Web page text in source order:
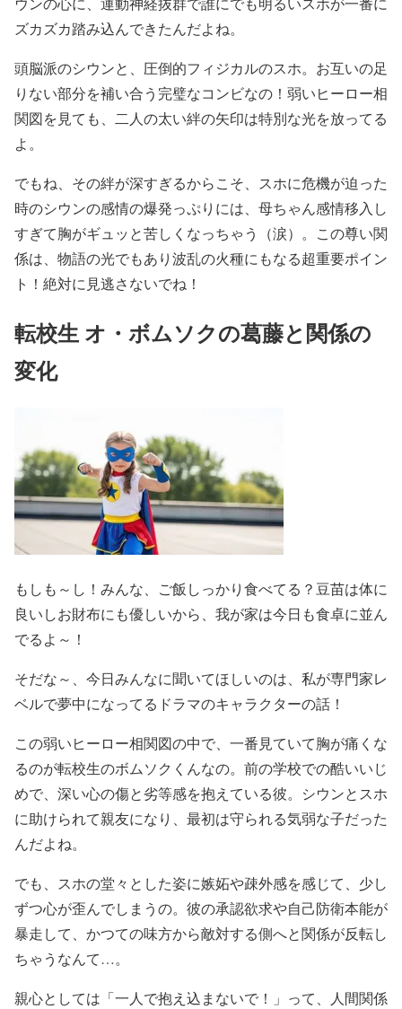
ズカズカ踏み込んできたんだよね。
頭脳派のシウンと、圧倒的フィジカルのスホ。お互いの足
りない部分を補い合う完璧なコンビなの！弱いヒーロー相
関図を見ても、二人の太い絆の矢印は特別な光を放ってる
よ。
でもね、その絆が深すぎるからこそ、スホに危機が迫った
時のシウンの感情の爆発っぷりには、母ちゃん感情移入し
すぎて胸がギュッと苦しくなっちゃう（涙）。この尊い関
係は、物語の光でもあり波乱の火種にもなる超重要ポイン
ト！絶対に見逃さないでね！
転校生 オ・ボムソクの葛藤と関係の
変化
もしも～し！みんな、ご飯しっかり食べてる？豆苗は体に
良いしお財布にも優しいから、我が家は今日も食卓に並ん
でるよ～！
そだな～、今日みんなに聞いてほしいのは、私が専門家レ
ベルで夢中になってるドラマのキャラクターの話！
この弱いヒーロー相関図の中で、一番見ていて胸が痛くな
るのが転校生のボムソクくんなの。前の学校での酷いいじ
めで、深い心の傷と劣等感を抱えている彼。シウンとスホ
に助けられて親友になり、最初は守られる気弱な子だった
んだよね。
でも、スホの堂々とした姿に嫉妬や疎外感を感じて、少し
ずつ心が歪んでしまうの。彼の承認欲求や自己防衛本能が
暴走して、かつての味方から敵対する側へと関係が反転し
ちゃうなんて…。
親心としては「一人で抱え込まないで！」って、人間関係